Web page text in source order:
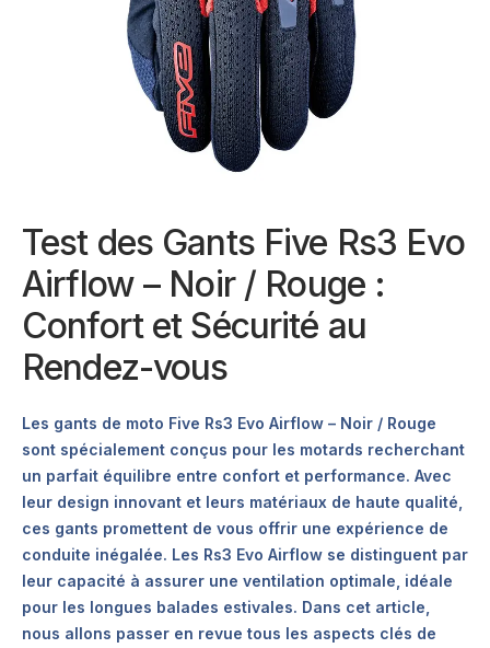
Test des Gants Five Rs3 Evo
Airflow – Noir / Rouge :
Confort et Sécurité au
Rendez-vous
Les gants de moto Five Rs3 Evo Airflow – Noir / Rouge
sont spécialement conçus pour les motards recherchant
un parfait équilibre entre confort et performance. Avec
leur design innovant et leurs matériaux de haute qualité,
ces gants promettent de vous offrir une expérience de
conduite inégalée. Les Rs3 Evo Airflow se distinguent par
leur capacité à assurer une ventilation optimale, idéale
pour les longues balades estivales. Dans cet article,
nous allons passer en revue tous les aspects clés de